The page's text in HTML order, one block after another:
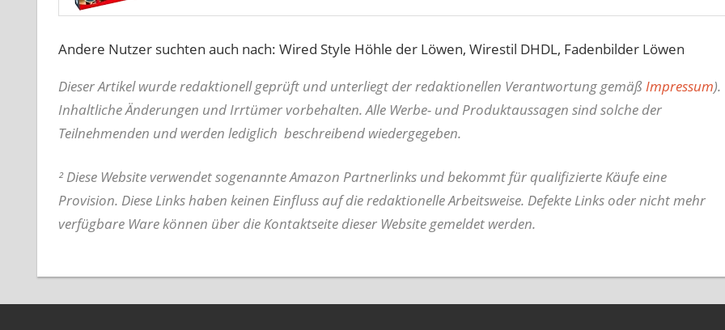
Andere Nutzer suchten auch nach: Wired Style Höhle der Löwen, Wirestil DHDL, Fadenbilder Löwen
Dieser Artikel wurde redaktionell geprüft und unterliegt der redaktionellen Verantwortung gemäß Impressum).
Inhaltliche Änderungen und Irrtümer vorbehalten. Alle Werbe- und Produktaussagen sind solche der
Teilnehmenden und werden lediglich beschreibend wiedergegeben.
² Diese Website verwendet sogenannte Amazon Partnerlinks und bekommt für qualifizierte Käufe eine
Provision. Diese Links haben keinen Einfluss auf die redaktionelle Arbeitsweise. Defekte Links oder nicht mehr
verfügbare Ware können über die Kontaktseite dieser Website gemeldet werden.